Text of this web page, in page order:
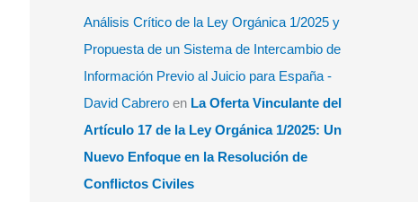
Análisis Crítico de la Ley Orgánica 1/2025 y
Propuesta de un Sistema de Intercambio de
Información Previo al Juicio para España -
David Cabrero en La Oferta Vinculante del
Artículo 17 de la Ley Orgánica 1/2025: Un
Nuevo Enfoque en la Resolución de
Conflictos Civiles